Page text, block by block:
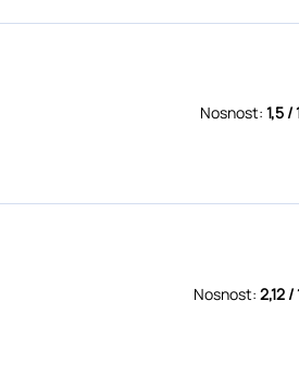
Nosnost: 1,5 /
Nosnost: 2,12 /